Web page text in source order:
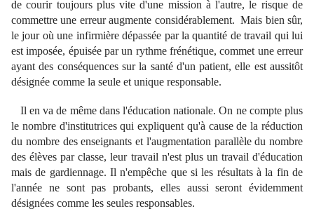
de courir toujours plus vite d'une mission à l'autre, le risque de
commettre une erreur augmente considérablement. Mais bien sûr,
le jour où une infirmière dépassée par la quantité de travail qui lui
est imposée, épuisée par un rythme frénétique, commet une erreur
ayant des conséquences sur la santé d'un patient, elle est aussitôt
désignée comme la seule et unique responsable.
Il en va de même dans l'éducation nationale. On ne compte plus
le nombre d'institutrices qui expliquent qu'à cause de la réduction
du nombre des enseignants et l'augmentation parallèle du nombre
des élèves par classe, leur travail n'est plus un travail d'éducation
mais de gardiennage. Il n'empêche que si les résultats à la fin de
l'année ne sont pas probants, elles aussi seront évidemment
désignées comme les seules responsables.